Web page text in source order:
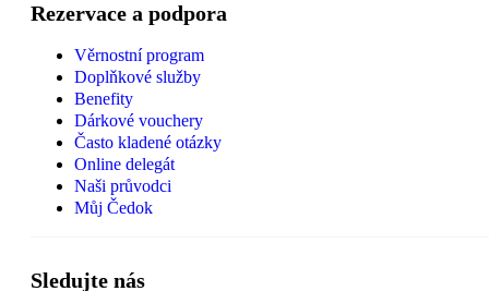
Rezervace a podpora
Věrnostní program
Doplňkové služby
Benefity
Dárkové vouchery
Často kladené otázky
Online delegát
Naši průvodci
Můj Čedok
Sledujte nás